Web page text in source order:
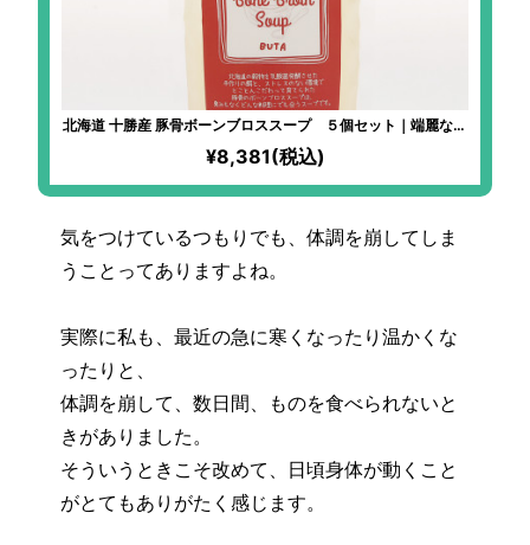
北海道 十勝産 豚骨ボーンブロススープ ５個セット｜端麗な深
みのある味わい スープだけでおいしい満腹感
¥8,381(税込)
気をつけているつもりでも、体調を崩してしま
うことってありますよね。
実際に私も、最近の急に寒くなったり温かくな
ったりと、
体調を崩して、数日間、ものを食べられないと
きがありました。
そういうときこそ改めて、日頃身体が動くこと
がとてもありがたく感じます。